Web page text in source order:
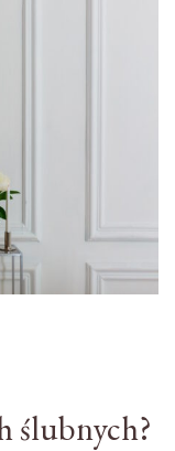
ślubnych?